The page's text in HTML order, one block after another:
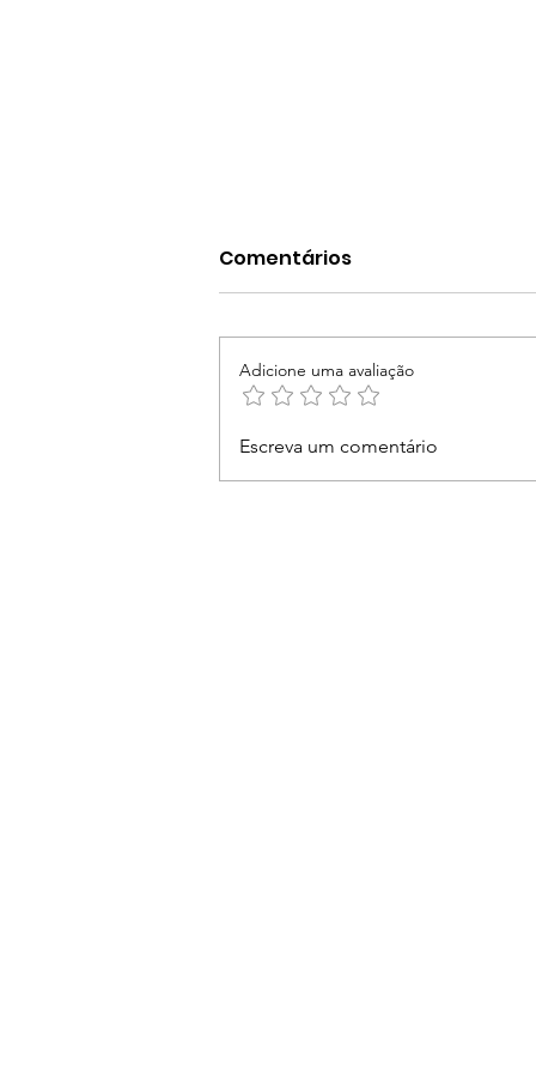
Paraense Mauro Klautau
conquista maior título na
Comentários
Adicione uma avaliação
Escreva um comentário